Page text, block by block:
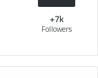
7k+
Followers